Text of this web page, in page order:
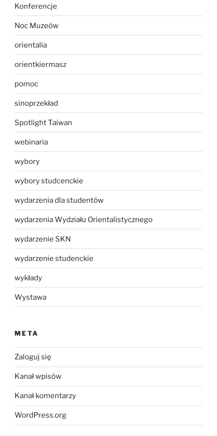
Konferencje
Noc Muzeów
orientalia
orientkiermasz
pomoc
sinoprzekład
Spotlight Taiwan
webinaria
wybory
wybory studcenckie
wydarzenia dla studentów
wydarzenia Wydziału Orientalistycznego
wydarzenie SKN
wydarzenie studenckie
wykłady
Wystawa
META
Zaloguj się
Kanał wpisów
Kanał komentarzy
WordPress.org